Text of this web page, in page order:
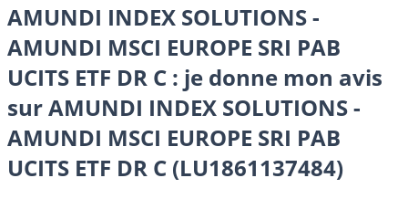
AMUNDI INDEX SOLUTIONS -
AMUNDI MSCI EUROPE SRI PAB
UCITS ETF DR C : je donne mon avis
surAMUNDI INDEX SOLUTIONS -
AMUNDI MSCI EUROPE SRI PAB
UCITS ETF DR C (LU1861137484)